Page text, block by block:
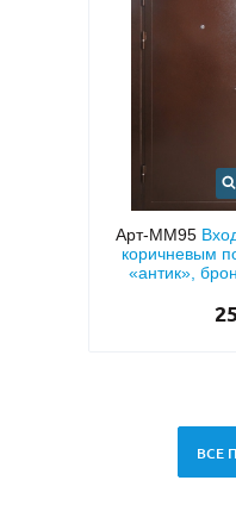
Увеличить
Входная дверь в
коричневым порошковым
«антик»,
руб.
ВСЕ